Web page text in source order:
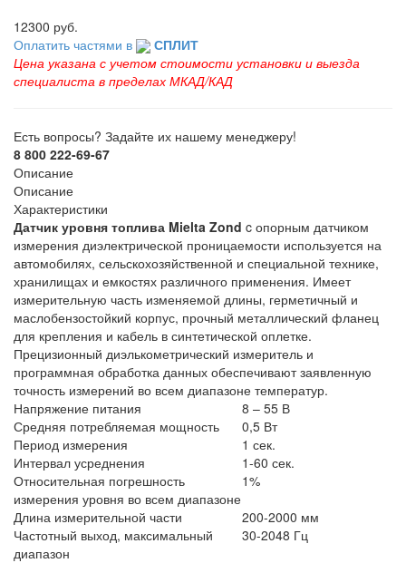
12300 руб.
Оплатить частями в
СПЛИТ
Цена указана с учетом стоимости установки и выезда
специалиста в пределах МКАД/КАД
Есть вопросы? Задайте их нашему менеджеру!
8 800 222-69-67
Описание
Описание
Характеристики
Датчик уровня топлива Mielta Zond c опорным датчиком
измерения диэлектрической проницаемости используется на
автомобилях, сельскохозяйственной и специальной технике,
хранилищах и емкостях различного применения. Имеет
измерительную часть изменяемой длины, герметичный и
маслобензостойкий корпус, прочный металлический фланец
для крепления и кабель в синтетической оплетке.
Прецизионный диэлькометрический измеритель и
программная обработка данных обеспечивают заявленную
точность измерений во всем диапазоне температур.
Напряжение питания
8 – 55 В
Средняя потребляемая мощность
0,5 Вт
Период измерения
1 сек.
Интервал усреднения
1-60 сек.
Относительная погрешность
измерения уровня во всем диапазоне
1%
Длина измерительной части
200-2000 мм
Частотный выход, максимальный
диапазон
30-2048 Гц